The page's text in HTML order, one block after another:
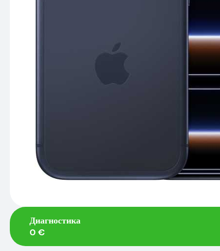
Диагностика
0 €